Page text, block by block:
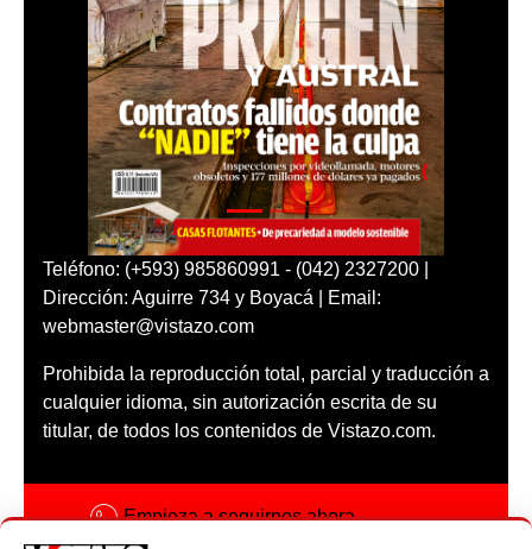
Teléfono: (+593) 985860991 - (042) 2327200 |
Dirección: Aguirre 734 y Boyacá | Email:
webmaster@vistazo.com
Prohibida la reproducción total, parcial y traducción a
cualquier idioma, sin autorización escrita de su
titular, de todos los contenidos de Vistazo.com.
Empieza a seguirnos ahora